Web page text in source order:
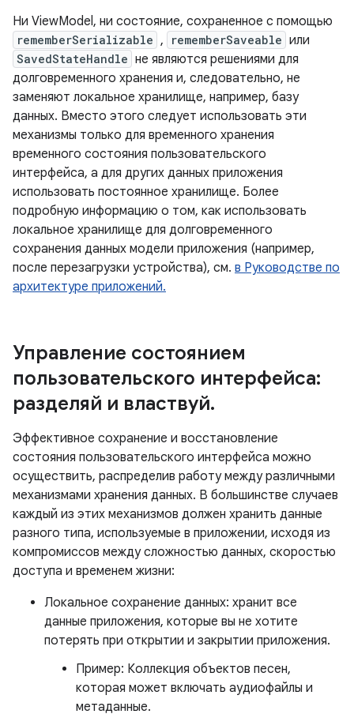
Ни ViewModel, ни состояние, сохраненное с помощью
rememberSerializable , rememberSaveable или
SavedStateHandle не являются решениями для
долговременного хранения и, следовательно, не
заменяют локальное хранилище, например, базу
данных. Вместо этого следует использовать эти
механизмы только для временного хранения
временного состояния пользовательского
интерфейса, а для других данных приложения
использовать постоянное хранилище. Более
подробную информацию о том, как использовать
локальное хранилище для долговременного
сохранения данных модели приложения (например,
после перезагрузки устройства), см. в Руководстве по
архитектуре приложений.
Управление состоянием
пользовательского интерфейса:
разделяй и властвуй.
Эффективное сохранение и восстановление
состояния пользовательского интерфейса можно
осуществить, распределив работу между различными
механизмами хранения данных. В большинстве случаев
каждый из этих механизмов должен хранить данные
разного типа, используемые в приложении, исходя из
компромиссов между сложностью данных, скоростью
доступа и временем жизни:
Локальное сохранение данных: хранит все
данные приложения, которые вы не хотите
потерять при открытии и закрытии приложения.
Пример: Коллекция объектов песен,
которая может включать аудиофайлы и
метаданные.